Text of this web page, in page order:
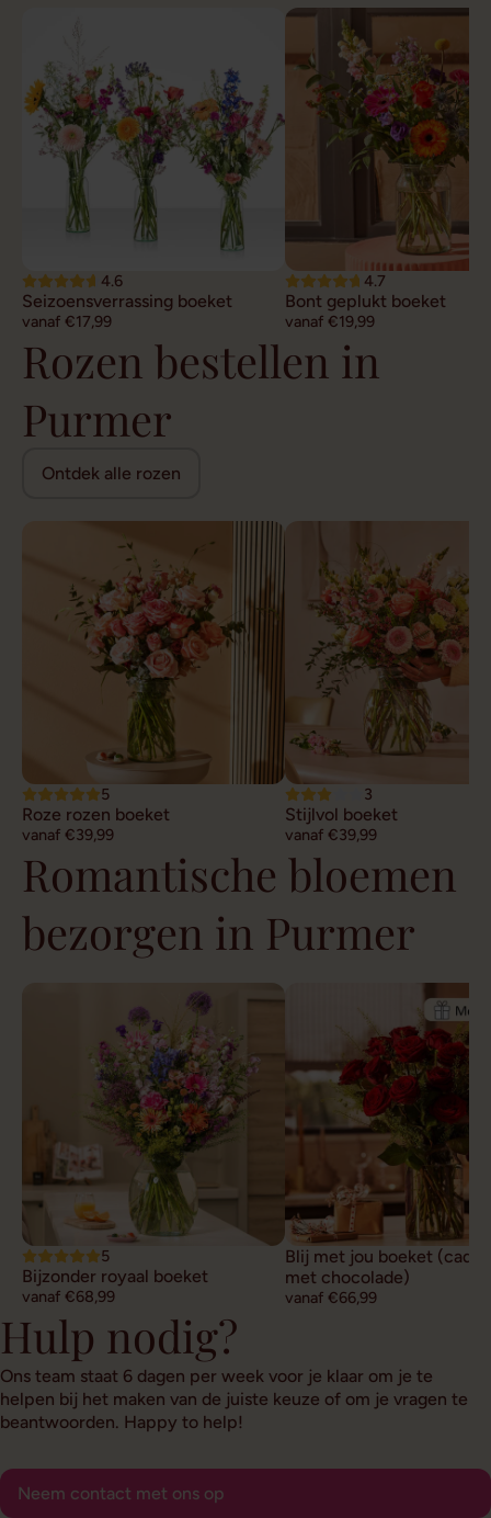
4.6
Seizoensverrassing boeket
vanaf €17,99
4.7
Bont geplukt boeket
vanaf €19,99
Rozen bestellen in
Purmer
Ontdek alle rozen
5
Roze rozen boeket
vanaf €39,99
3
Stijlvol boeket
vanaf €39,99
Romantische bloemen
bezorgen in Purmer
5
Bijzonder royaal boeket
vanaf €68,99
Blij met jou boeket
met chocolade)
vanaf €66,99
Hulp nodig?
Ons team staat 6 dagen per week voor je klaar om je te
helpen bij het maken van de juiste keuze of om je vragen te
beantwoorden. Happy to help!
Neem contact met ons op